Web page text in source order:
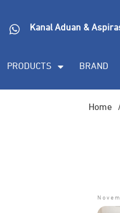
Kanal Aduan &
PRODUCTS BRAND
Home